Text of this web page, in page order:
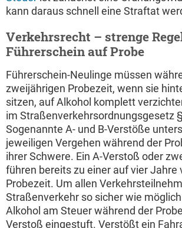
kann daraus schnell eine Straftat
Verkehrsrecht – strenge
Führerschein auf Probe
Führerschein-Neulinge müssen
zweijährigen Probezeit, wenn sie
sitzen, auf Alkohol komplett
im Straßenverkehrsordnungsgesetz
Sogenannte A- und B-Verstöße
jeweiligen Vergehen während der
ihrer Schwere. Ein A-Verstoß oder
führen bereits zu einer auf vier Jahre
Probezeit. Um allen
Straßenverkehr so sicher wie
Alkohol am Steuer während der
Verstoß eingestuft. Verstößt ein